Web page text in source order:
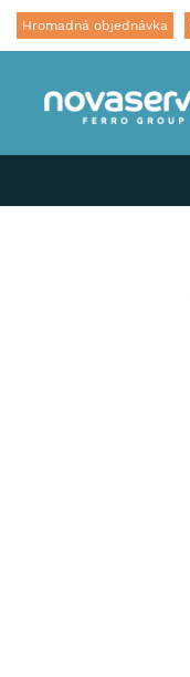
Hromadná objednávka